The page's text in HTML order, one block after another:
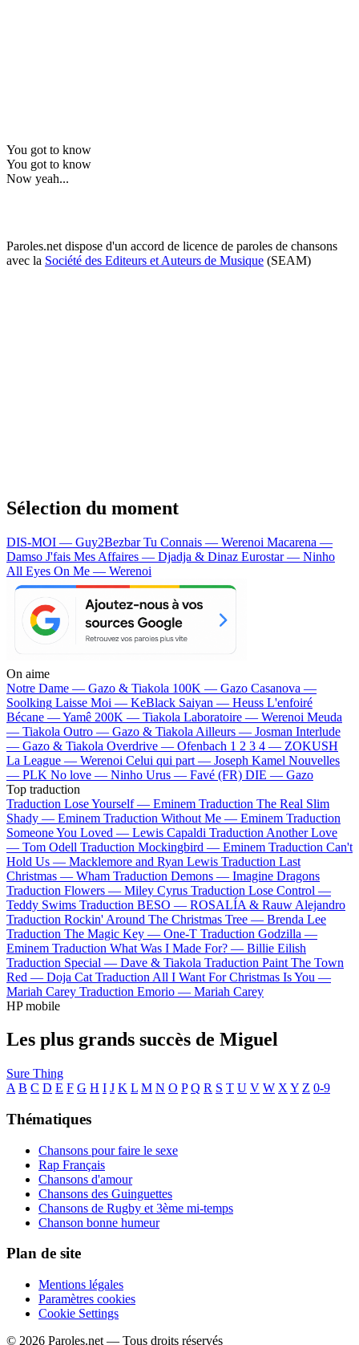
You got to know
You got to know
Now yeah...
Paroles.net dispose d'un accord de licence de paroles de chansons
avec la Société des Editeurs et Auteurs de Musique (SEAM)
Sélection du moment
DIS-MOI — Guy2BezbarTu Connais — Werenoi Macarena —
Damso J'fais Mes Affaires — Djadja & Dinaz Eurostar — Ninho
All Eyes On Me — Werenoi
On aime
Notre Dame — Gazo & Tiakola 100K — Gazo Casanova —
Soolking Laisse Moi — KeBlack Saiyan — Heuss L'enfoiré
Bécane —Yamê 200K — Tiakola Laboratoire — Werenoi Meuda
— Tiakola Outro — Gazo & Tiakola Ailleurs — Josman Interlude
— Gazo & Tiakola Overdrive — Ofenbach 1 2 3 4 — ZOKUSH
La League — Werenoi Celui qui part — Joseph Kamel Nouvelles
— PLK No love — Ninho Urus — Favé (FR) DIE — Gazo
Top traduction
Traduction Lose Yourself — Eminem Traduction The Real Slim
Shady — Eminem Traduction Without Me — Eminem Traduction
Someone You Loved — Lewis Capaldi Traduction Another Love
— Tom Odell Traduction Mockingbird — Eminem Traduction Can't
Hold Us — Macklemore and Ryan Lewis Traduction Last
Christmas — Wham Traduction Demons — Imagine Dragons
Traduction Flowers — Miley Cyrus Traduction Lose Control —
Teddy Swims Traduction BESO — ROSALÍA & Rauw Alejandro
Traduction Rockin' Around The Christmas Tree — Brenda Lee
Traduction The Magic Key — One-T Traduction Godzilla —
Eminem Traduction What Was I Made For? — Billie Eilish
Traduction Special — Dave & Tiakola Traduction Paint The Town
Red — Doja Cat Traduction All I Want For Christmas Is You —
Mariah Carey Traduction Emorio — Mariah Carey
HP mobile
Les plus grands succès de Miguel
Sure Thing
A B C D E F G H I J K L M N O P Q R S T U V W X Y Z 0-9
Thématiques
Chansons pour faire le sexe
Rap Français
Chansons d'amour
Chansons des Guinguettes
Chansons de Rugby et 3ème mi-temps
Chanson bonne humeur
Plan de site
Mentions légales
Paramètres cookies
Cookie Settings
© 2026 Paroles.net — Tous droits réservés